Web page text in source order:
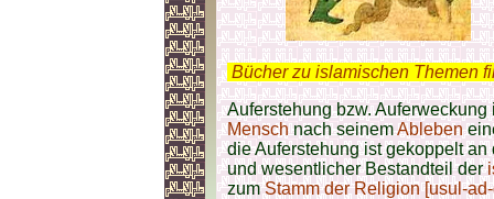
Bücher zu islamischen Themen
Auferstehung bzw.
Menschnach seinemAbleben
die Auferstehung ist gekoppelt
und wesentlicher Bestandteil der
zumStamm der Religion [usul-